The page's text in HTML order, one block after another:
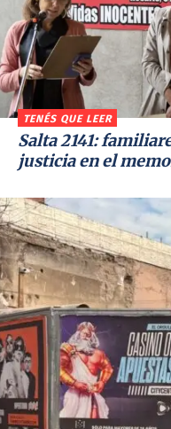
TENÉS QUE LEER
Salta 2141:
justicia en el